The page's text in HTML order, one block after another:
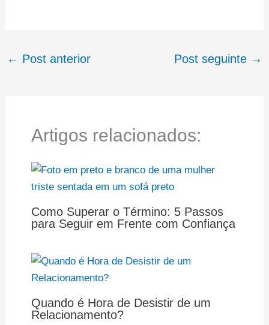
← Post anterior Post seguinte →
Artigos relacionados:
Como Superar o Término: 5 Passos
para Seguir em Frente com Confiança
Quando é Hora de Desistir de um
Relacionamento?